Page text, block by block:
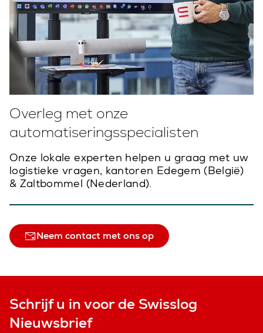
Overleg met onze
automatiseringsspecialisten
Onze lokale experten helpen u graag met uw
logistieke vragen, kantoren Edegem (België)
& Zaltbommel (Nederland).
Neem contact met ons op
Schrijf u in voor de Swisslog
Nieuwsbrief